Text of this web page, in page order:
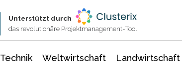
Unterstützt durch
das revolutionäre Projektmanagement-Tool
Technik Weltwirtschaft